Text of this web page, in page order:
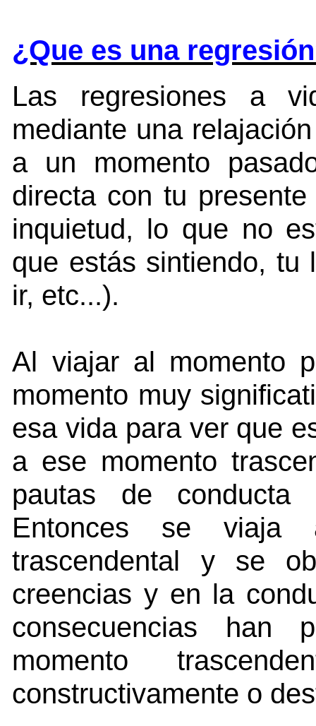
¿Que es una
Las regresiones a
mediante una
a un momento
directa con tu
inquietud, lo que no
que estás sintiendo, tu
ir, etc...).
Al viajar al momento
momento muy
esa vida para ver que
a ese momento
pautas de
Entonces se viaja
trascendental y se
creencias y en la
consecuencias han
momento
constructivamente o